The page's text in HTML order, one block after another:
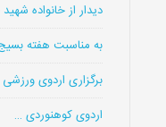
دیدار از خانواده
به مناسبت هفته
برگزاری اردوی ورزشی
اردوی کوهنوردی …